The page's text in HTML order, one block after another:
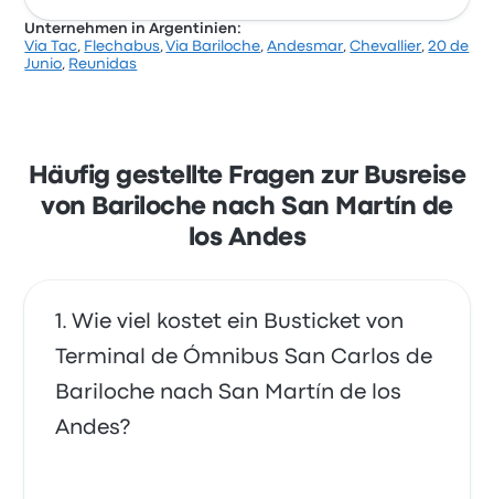
Unternehmen in Argentinien:
Via Tac, Flechabus,Via Bariloche,Andesmar,Chevallier,20 de
Junio, Reunidas
Häufig gestellte Fragen zur Busreise
von Bariloche nach San Martín de
los Andes
Wie viel kostet ein Busticket von
Terminal de Ómnibus San Carlos de
Bariloche nach San Martín de los
Andes?